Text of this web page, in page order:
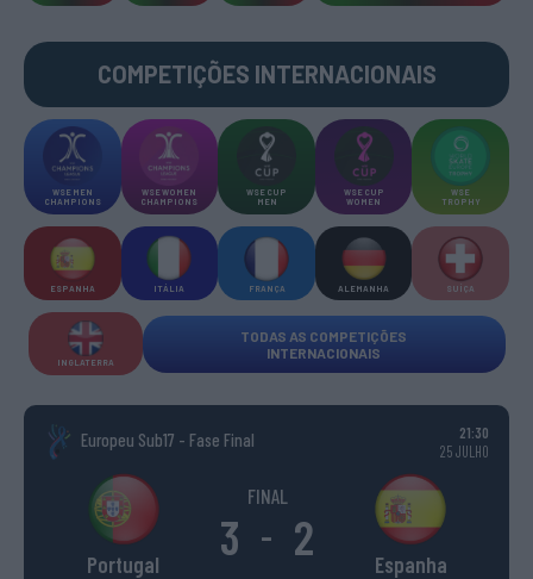
COMPETIÇÕES INTERNACIONAIS
WSE MEN
CHAMPIONS
WSE WOMEN
CHAMPIONS
WSE CUP
MEN
WSE CUP
WOMEN
WSE
TROPHY
ESPANHA ITÁLIA FRANÇA ALEMANHA SUÍÇA
INGLATERRA
TODAS AS COMPETIÇÕES
INTERNACIONAIS
Europeu Sub17 - Fase Final
21:30
25 JULHO
Portugal
FINAL
3 - 2 Espanha